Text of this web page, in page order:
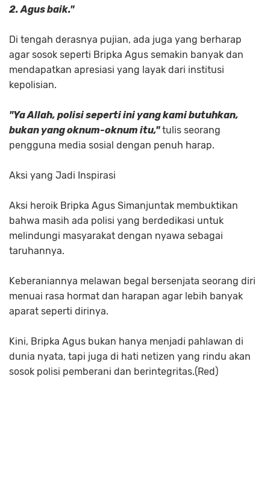
2. Agus baik."
Di tengah derasnya pujian, ada juga yang berharap
agar sosok seperti Bripka Agus semakin banyak dan
mendapatkan apresiasi yang layak dari institusi
kepolisian.
"Ya Allah, polisi seperti ini yang kami butuhkan,
bukan yang oknum-oknum itu,"tulis seorang
pengguna media sosial dengan penuh harap.
Aksi yang Jadi Inspirasi
Aksi heroik Bripka Agus Simanjuntak membuktikan
bahwa masih ada polisi yang berdedikasi untuk
melindungi masyarakat dengan nyawa sebagai
taruhannya.
Keberaniannya melawan begal bersenjata seorang diri
menuai rasa hormat dan harapan agar lebih banyak
aparat seperti dirinya.
Kini, Bripka Agus bukan hanya menjadi pahlawan di
dunia nyata, tapi juga di hati netizen yang rindu akan
sosok polisi pemberani dan berintegritas.(Red)